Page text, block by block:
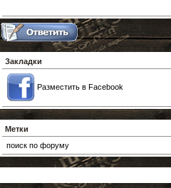
Закладки
Разместить в Facebook
Метки
поиск по форуму